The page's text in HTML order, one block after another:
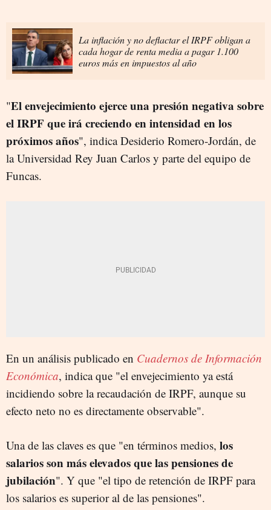
La inflación y no deflactar el IRPF obligan a
cada hogar de renta media a pagar 1.100
euros más en impuestos al año
"El envejecimiento ejerce una presión negativa sobre
el IRPF que irá creciendo en intensidad en los
próximos años", indica Desiderio Romero-Jordán, de
la Universidad Rey Juan Carlos y parte del equipo de
Funcas.
En un análisis publicado en Cuadernos de Información
Económica, indica que "el envejecimiento ya está
incidiendo sobre la recaudación de IRPF, aunque su
efecto neto no es directamente observable".
Una de las claves es que "en términos medios, los
salarios son más elevados que las pensiones de
jubilación". Y que "el tipo de retención de IRPF para
los salarios es superior al de las pensiones".